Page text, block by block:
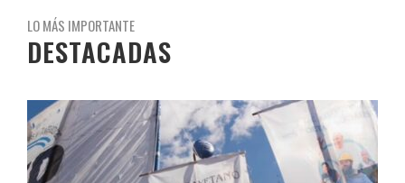
LO MÁS IMPORTANTE
DESTACADAS